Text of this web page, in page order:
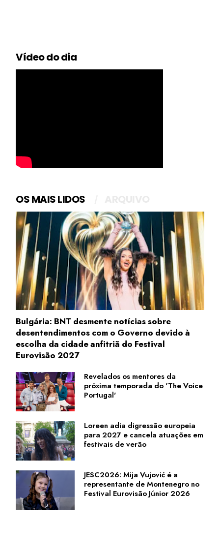
Vídeo do dia
OS MAIS LIDOS
Bulgária: BNT desmente notícias sobre
desentendimentos com o Governo devido à
escolha da cidade anfitriã do Festival
Eurovisão 2027
Revelados os mentores da
próxima temporada do 'The Voice
Portugal'
Loreen adia digressão europeia
para 2027 e cancela atuações em
festivais de verão
JESC2026: Mija Vujović é a
representante de Montenegro no
Festival Eurovisão Júnior 2026